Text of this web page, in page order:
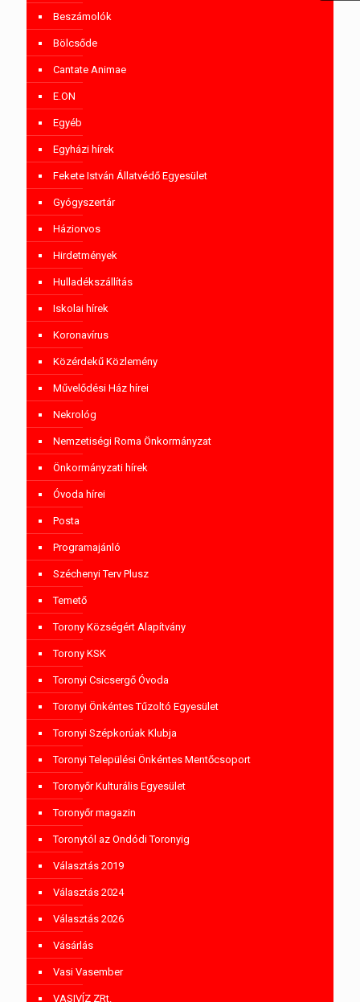
Beszámolók
Bölcsőde
Cantate Animae
E.ON
Egyéb
Egyházi hírek
Fekete István Állatvédő Egyesület
Gyógyszertár
Háziorvos
Hirdetmények
Hulladékszállítás
Iskolai hírek
Koronavírus
Közérdekű Közlemény
Művelődési Ház hírei
Nekrológ
Nemzetiségi Roma Önkormányzat
Önkormányzati hírek
Óvoda hírei
Posta
Programajánló
Széchenyi Terv Plusz
Temető
Torony Községért Alapítvány
Torony KSK
Toronyi Csicsergő Óvoda
Toronyi Önkéntes Tűzoltó Egyesület
Toronyi Szépkorúak Klubja
Toronyi Települési Önkéntes Mentőcsoport
Toronyőr Kulturális Egyesület
Toronyőr magazin
Toronytól az Ondódi Toronyig
Választás 2019
Választás 2024
Választás 2026
Vásárlás
Vasi Vasember
VASIVÍZ ZRt.